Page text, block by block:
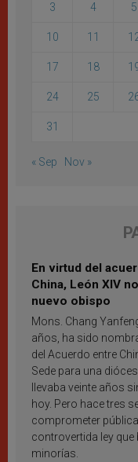
3 4 5
10 11
17 18
24 25
31
« Sep Nov »
En virtud del
China, León XIV
nuevo obispo
Mons. Chang
años, ha sido
del Acuerdo entre
Sede para una
llevaba veinte años
hoy. Pero hace tres
comprometer
controvertida ley que
minorías.